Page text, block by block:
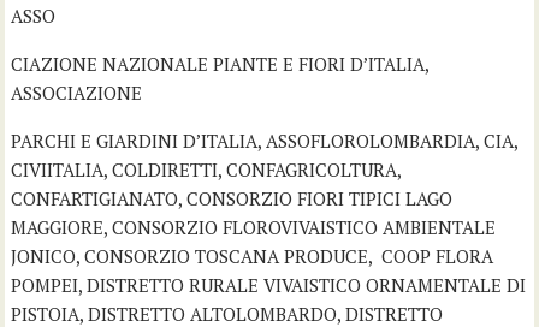
ASSO
CIAZIONE NAZIONALE PIANTE E FIORI D’ITALIA,
ASSOCIAZIONE
PARCHI E GIARDINI D’ITALIA, ASSOFLOROLOMBARDIA, CIA,
CIVIITALIA, COLDIRETTI, CONFAGRICOLTURA,
CONFARTIGIANATO, CONSORZIO FIORI TIPICI LAGO
MAGGIORE, CONSORZIO FLOROVIVAISTICO AMBIENTALE
JONICO, CONSORZIO TOSCANA PRODUCE, COOP FLORA
POMPEI, DISTRETTO RURALE VIVAISTICO ORNAMENTALE DI
PISTOIA, DISTRETTO ALTOLOMBARDO, DISTRETTO